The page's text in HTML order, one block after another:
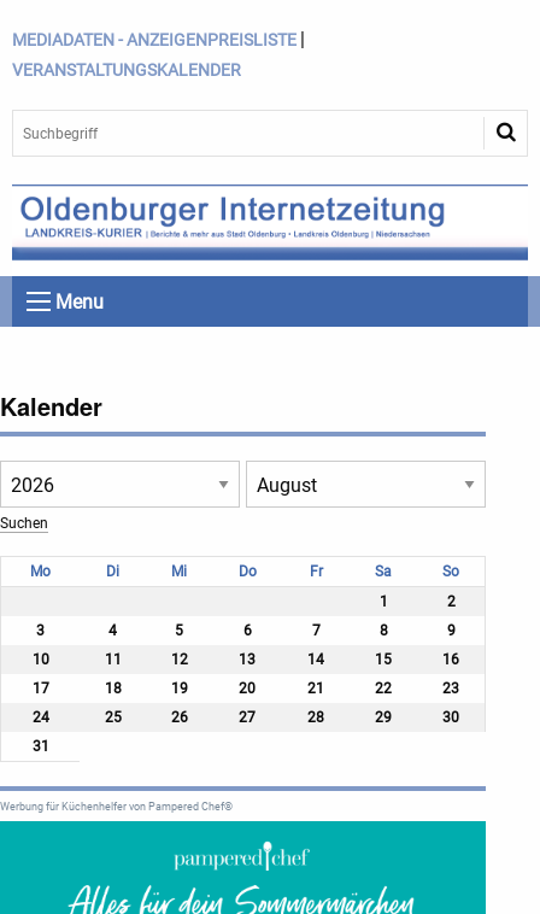
MEDIADATEN - ANZEIGENPREISLISTE |
VERANSTALTUNGSKALENDER
Menu
Kalender
Mo Di Mi Do Fr Sa
So
1
2
3
4 5 6 7 8
9
10
11 12 13 14 15
16
17
18 19 20 21 22
23
24
25 26 27 28 29
30
31
Werbung für Küchenhelfer von Pampered Chef®